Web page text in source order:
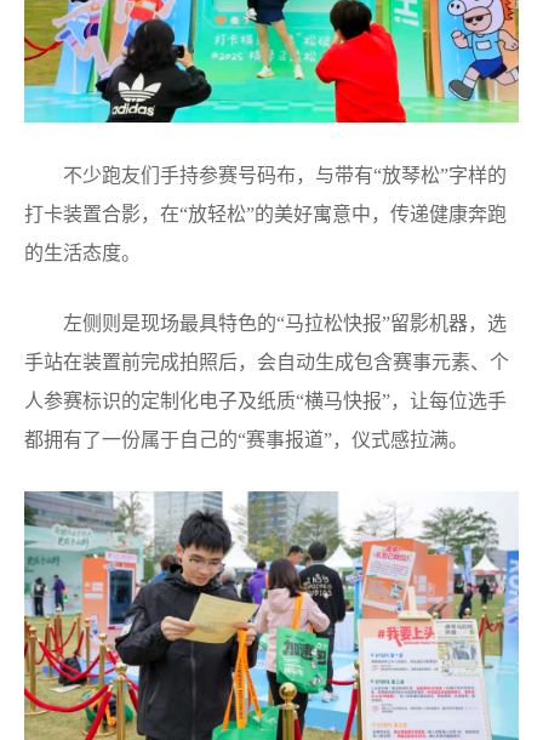
不少跑友们手持参赛号码布，与带有“放琴松”字样的
打卡装置合影，在“放轻松”的美好寓意中，传递健康奔跑
的生活态度。
左侧则是现场最具特色的“马拉松快报”留影机器，选
手站在装置前完成拍照后，会自动生成包含赛事元素、个
人参赛标识的定制化电子及纸质“横马快报”，让每位选手
都拥有了一份属于自己的“赛事报道”，仪式感拉满。